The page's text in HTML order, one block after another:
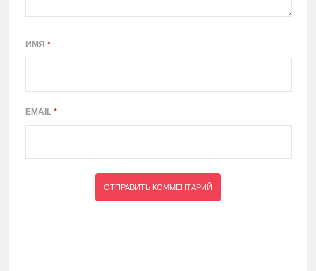
ИМЯ *
EMAIL *